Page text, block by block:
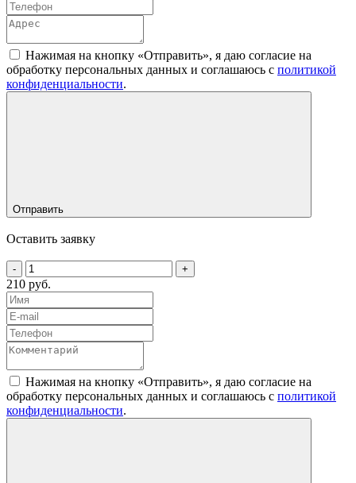
Нажимая на кнопку «Отправить», я даю согласие на
обработку персональных данных и соглашаюсь c политикой
конфиденциальности.
Отправить
Оставить заявку
- +
210 руб.
Нажимая на кнопку «Отправить», я даю согласие на
обработку персональных данных и соглашаюсь c политикой
конфиденциальности.